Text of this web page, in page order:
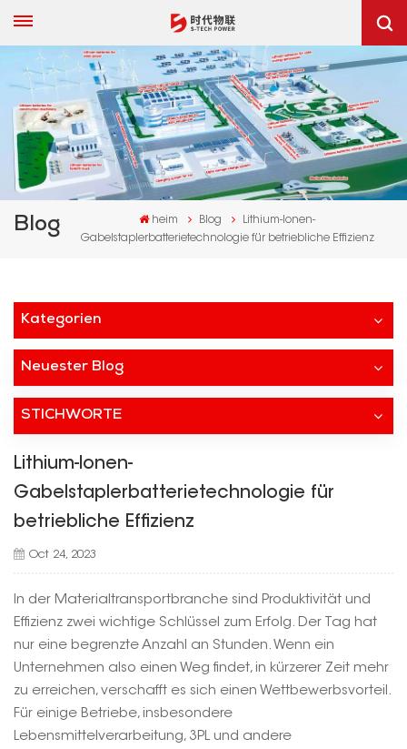
Blog heim Blog
Lithium-Ionen-
Gabelstaplerbatterietechnologie für betriebliche Effizienz
Kategorien
Neuester Blog
STICHWORTE
Lithium-Ionen-
Gabelstaplerbatterietechnologie für
betriebliche Effizienz
Oct 24, 2023
In der Materialtransportbranche sind Produktivität und
Effizienz zwei wichtige Schlüssel zum Erfolg. Der Tag hat
nur eine begrenzte Anzahl an Stunden. Wenn ein
Unternehmen also einen Weg findet, in kürzerer Zeit mehr
zu erreichen, verschafft es sich einen Wettbewerbsvorteil.
Für einige Betriebe, insbesondere
Lebensmittelverarbeitung, 3PL und andere